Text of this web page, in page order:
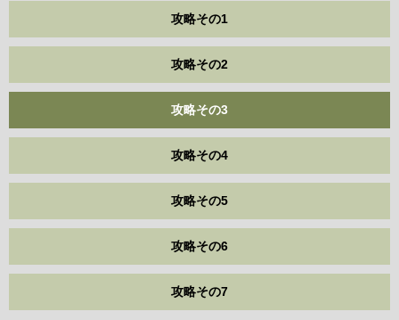
攻略その1
攻略その2
攻略その3
攻略その4
攻略その5
攻略その6
攻略その7